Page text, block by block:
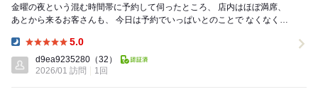
金曜の夜という混む時間帯に予約して伺ったところ、 店内はほぼ満席、
あとから来るお客さんも、 今日は予約でいっぱいとのことで なくなく諦
5.0
d9ea9235280 （32）
2026/01 訪問
1回